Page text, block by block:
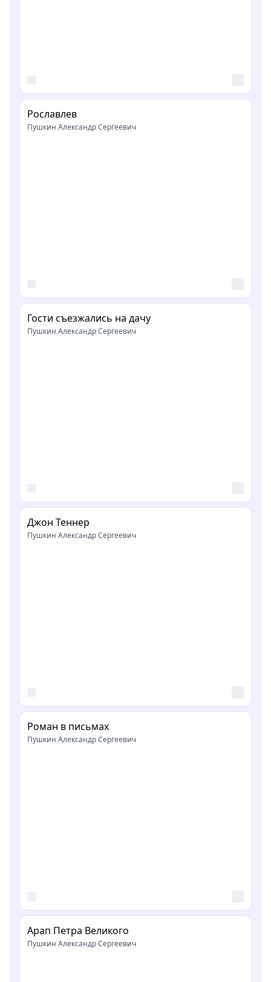
Рославлев
Пушкин Александр Сергеевич
Гости съезжались на дачу
Пушкин Александр Сергеевич
Джон Теннер
Пушкин Александр Сергеевич
Роман в письмах
Пушкин Александр Сергеевич
Арап Петра Великого
Пушкин Александр Сергеевич